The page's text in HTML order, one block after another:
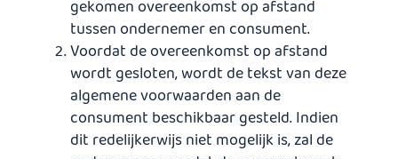
gekomen overeenkomst op afstand
tussen ondernemer en consument.
Voordat de overeenkomst op afstand
wordt gesloten, wordt de tekst van deze
algemene voorwaarden aan de
consument beschikbaar gesteld. Indien
dit redelijkerwijs niet mogelijk is, zal de